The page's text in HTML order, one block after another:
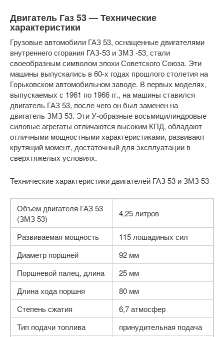
Двигатель Газ 53 — Технические
характеристики
Грузовые автомобили ГАЗ 53, оснащенные двигателями
внутреннего сгорания ГАЗ-53 и ЗМЗ -53, стали
своеобразным символом эпохи Советского Союза. Эти
машины выпускались в 60-х годах прошлого столетия на
Горьковском автомобильном заводе. В первых моделях,
выпускаемых с 1961 по 1966 гг., на машины ставился
двигатель ГАЗ 53, после чего он был заменен на
двигатель ЗМЗ 53. Эти У-образные восьмицилиндровые
силовые агрегаты отличаются высоким КПД, обладают
отличными мощностными характеристиками, развивают
крутящий момент, достаточный для эксплуатации в
сверхтяжелых условиях.
Технические характеристики двигателей ГАЗ 53 и ЗМЗ 53
Объем двигателя ГАЗ 53
(ЗМЗ 53)
4,25 литров
Развиваемая мощность
115 лошадиных сил
Диаметр поршней
92 мм
Поршневой палец, длина
25 мм
Длина хода поршня
80 мм
Степень сжатия
6,7 атмосфер
Тип подачи топлива
принудительная подача